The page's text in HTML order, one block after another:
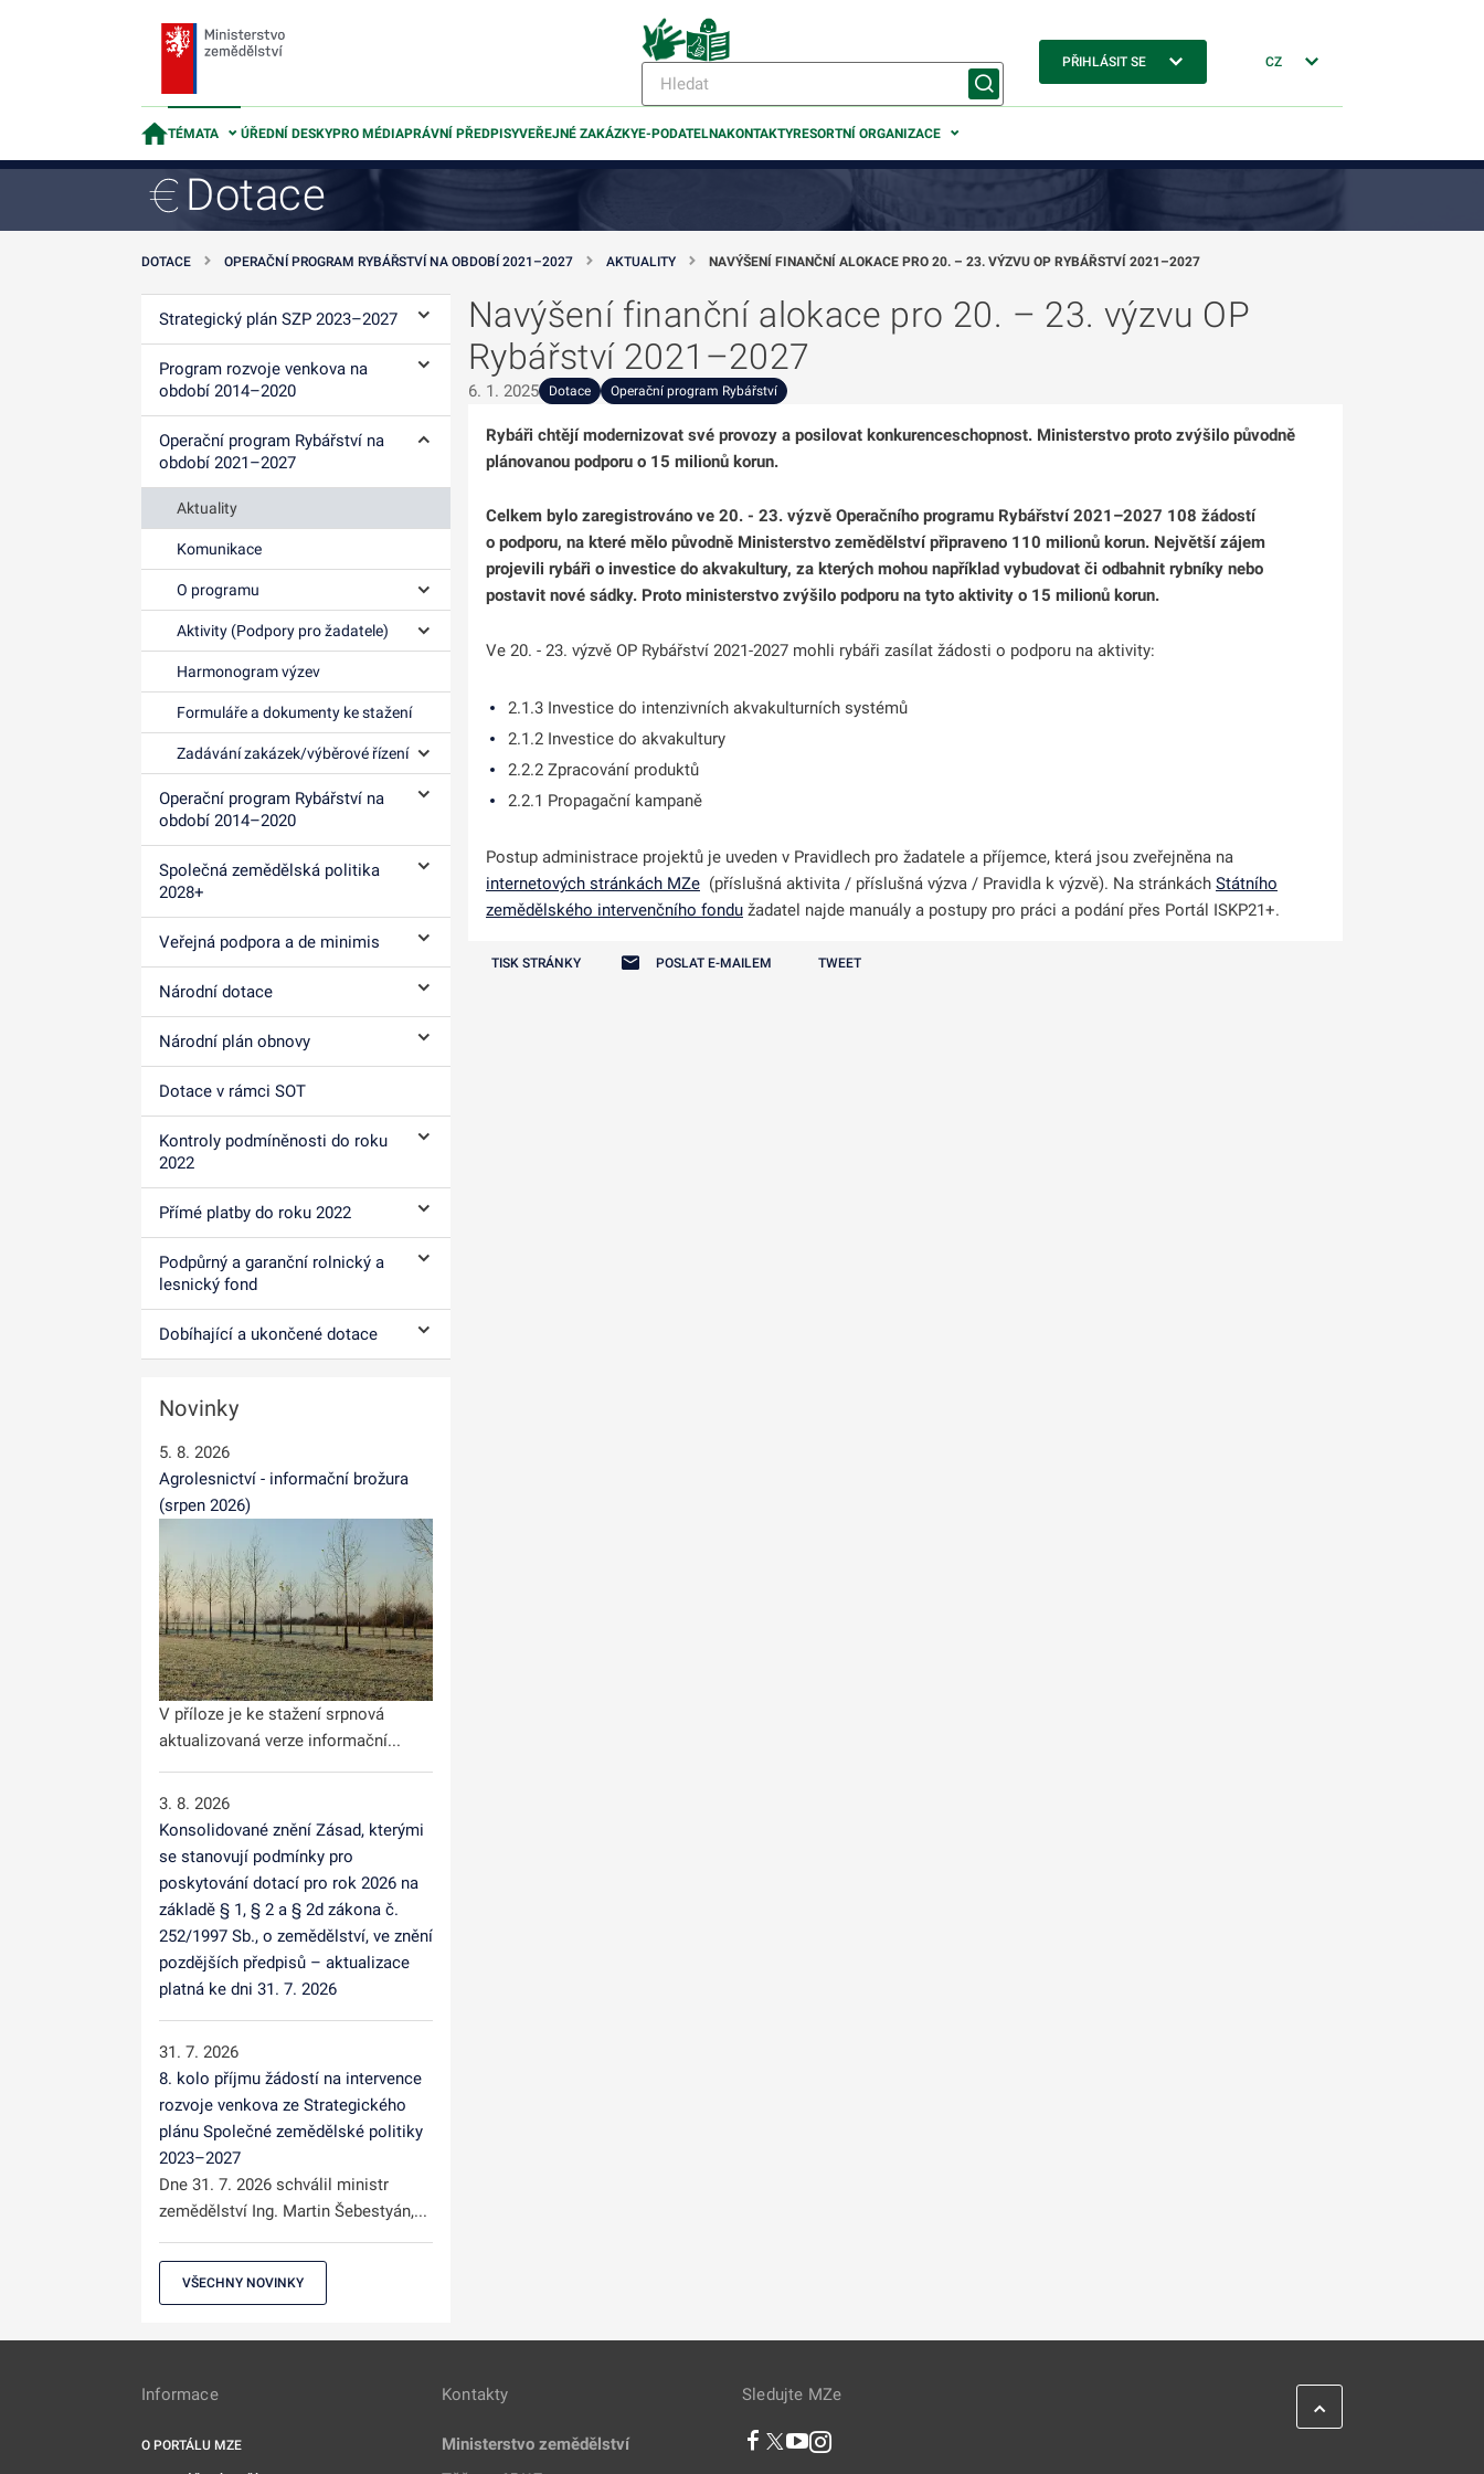
PŘIHLÁSIT SE CZ
TÉMATA ÚŘEDNÍ DESKYPRO MÉDIAPRÁVNÍ PŘEDPISYVEŘEJNÉ ZAKÁZKYE-PODATELNAKONTAKTYRESORTNÍ ORGANIZACE
Dotace
DOTACE OPERAČNÍ PROGRAM RYBÁŘSTVÍ NA OBDOBÍ 2021–2027 AKTUALITY NAVÝŠENÍ FINANČNÍ ALOKACE PRO 20. – 23. VÝZVU OP RYBÁŘSTVÍ 2021–2027
Strategický plán SZP 2023–⁠2027 Ovládání podmenu
Program rozvoje venkova na
období 2014–⁠2020
Ovládání podmenu
Operační program Rybářství na
období 2021–2027
Ovládání podmenu
Aktuality
Komunikace
O programu
Ovládání podmenu
Aktivity (Podpory pro žadatele)
Ovládání podmenu
Harmonogram výzev
Formuláře a dokumenty ke stažení
Zadávání zakázek/výběrové řízení
Ovládání podmenu
Operační program Rybářství na
období 2014–⁠2020
Ovládání podmenu
Společná zemědělská politika
2028+
Ovládání podmenu
Veřejná podpora a de minimis
Národní dotace
Národní plán obnovy
Dotace v rámci SOT
Kontroly podmíněnosti do roku
2022
Přímé platby do roku 2022
Podpůrný a garanční rolnický a
lesnický fond
Dobíhající a ukončené dotace
Navýšení finanční alokace pro 20. – 23. výzvu OP
Rybářství 2021–2027
6. 1. 2025 Dotace Operační program Rybářství
Rybáři chtějí modernizovat své provozy a posilovat konkurenceschopnost. Ministerstvo proto zvýšilo původně
plánovanou podporu o 15 milionů korun.
Celkem bylo zaregistrováno ve 20. - 23. výzvě Operačního programu Rybářství 2021–2027 108 žádostí
o podporu, na které mělo původně Ministerstvo zemědělství připraveno 110 milionů korun. Největší zájem
projevili rybáři o investice do akvakultury, za kterých mohou například vybudovat či odbahnit rybníky nebo
postavit nové sádky. Proto ministerstvo zvýšilo podporu na tyto aktivity o 15 milionů korun.
Ve 20. - 23. výzvě OP Rybářství 2021-2027 mohli rybáři zasílat žádosti o podporu na aktivity:
2.1.3 Investice do intenzivních akvakulturních systémů
2.1.2 Investice do akvakultury
2.2.2 Zpracování produktů
2.2.1 Propagační kampaně
Postup administrace projektů je uveden v Pravidlech pro žadatele a příjemce, která jsou zveřejněna na
internetových stránkách MZe (příslušná aktivita / příslušná výzva / Pravidla k výzvě). Na stránkách Státního
zemědělského intervenčního fondu žadatel najde manuály a postupy pro práci a podání přes Portál ISKP21+.
TISK STRÁNKY POSLAT E-MAILEM TWEET
Novinky
5. 8. 2026
Agrolesnictví - informační brožura
(srpen 2026)
V příloze je ke stažení srpnová
aktualizovaná verze informační...
3. 8. 2026
Konsolidované znění Zásad, kterými
se stanovují podmínky pro
poskytování dotací pro rok 2026 na
základě § 1, § 2 a § 2d zákona č.
252/1997 Sb., o zemědělství, ve znění
pozdějších předpisů – aktualizace
platná ke dni 31. 7. 2026
31. 7. 2026
8. kolo příjmu žádostí na intervence
rozvoje venkova ze Strategického
plánu Společné zemědělské politiky
2023–2027
Dne 31. 7. 2026 schválil ministr
zemědělství Ing. Martin Šebestyán,...
VŠECHNY NOVINKY
Informace
O PORTÁLU MZE
Kontakty
Ministerstvo zemědělství
Sledujte MZe